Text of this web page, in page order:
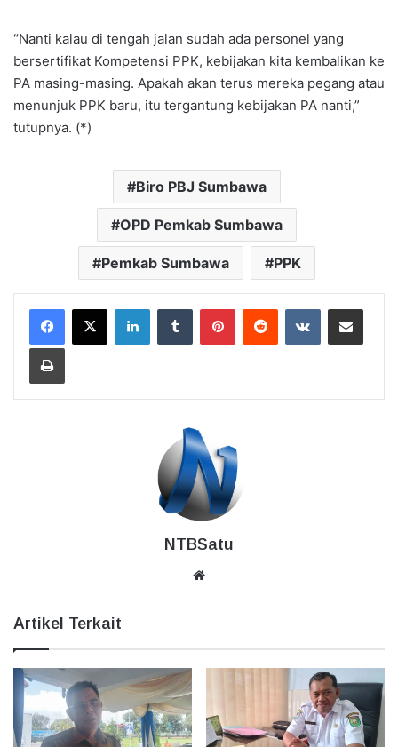
“Nanti kalau di tengah jalan sudah ada personel yang
bersertifikat Kompetensi PPK, kebijakan kita kembalikan ke
PA masing-masing. Apakah akan terus mereka pegang atau
menunjuk PPK baru, itu tergantung kebijakan PA nanti,”
tutupnya. (*)
Biro PBJ Sumbawa
OPD Pemkab Sumbawa
Pemkab Sumbawa PPK
LinkedInTumblr PinterestReddit VKontakteBagikan Lewat Email
Cetak
NTBSatu
Artikel Terkait